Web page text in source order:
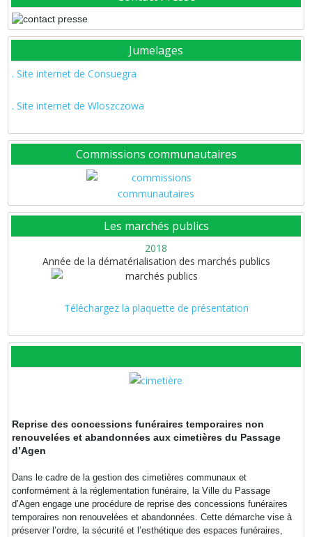
Jumelages
. Site internet de Consuegra
. Site internet de Wloszczowa
Commissions communautaires
Les marchés publics
2018
Année de la dématérialisation des marchés publics
Téléchargez la plaquette de présentation
Reprise des concessions funéraires temporaires non
renouvelées et abandonnées aux cimetières du Passage
d’Agen
Dans le cadre de la gestion des cimetières communaux et
conformément à la réglementation funéraire, la Ville du Passage
d’Agen engage une procédure de reprise des concessions funéraires
temporaires non renouvelées et abandonnées. Cette démarche vise à
préserver l’ordre, la sécurité et l’esthétique des espaces funéraires,